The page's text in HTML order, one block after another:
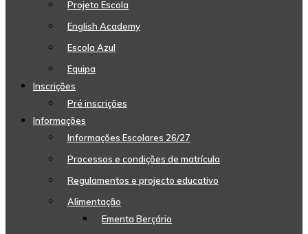
Projeto Escola
English Academy
Escola Azul
Equipa
Inscrições
Pré inscrições
Informações
Informações Escolares 26/27
Processos e condições de matrícula
Regulamentos e projecto educativo
Alimentação
Ementa Berçário